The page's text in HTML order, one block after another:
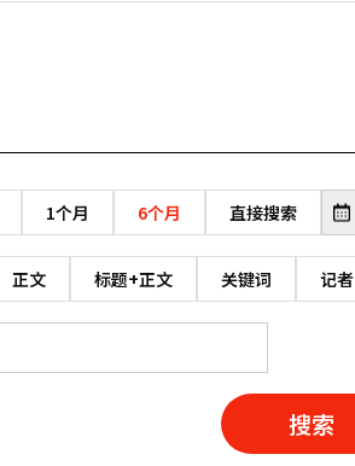
1个月 6个月 直接搜索
正文 标题+正文 关键词 记者
搜索